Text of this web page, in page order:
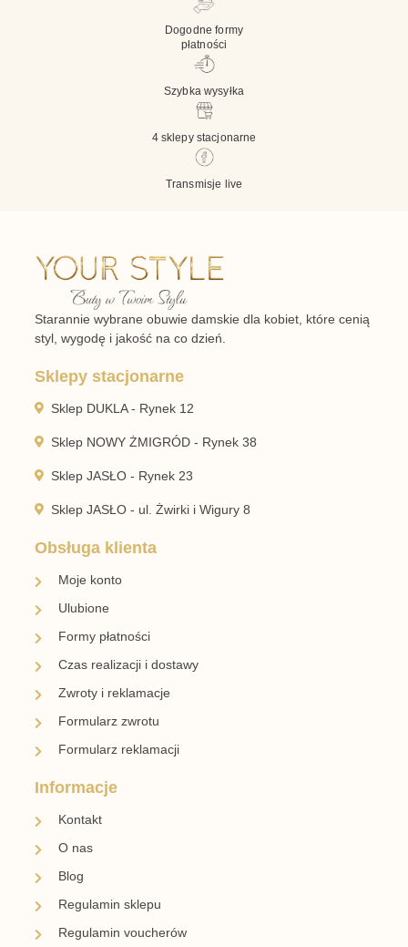
Dogodne formy
płatności
Szybka wysyłka
4 sklepy stacjonarne
Transmisje live
Starannie wybrane obuwie damskie dla kobiet, które cenią
styl, wygodę i jakość na co dzień.
Sklepy stacjonarne
Sklep DUKLA - Rynek 12
Sklep NOWY ŻMIGRÓD - Rynek 38
Sklep JASŁO - Rynek 23
Sklep JASŁO - ul. Żwirki i Wigury 8
Obsługa klienta
Moje konto
Ulubione
Formy płatności
Czas realizacji i dostawy
Zwroty i reklamacje
Formularz zwrotu
Formularz reklamacji
Informacje
Kontakt
O nas
Blog
Regulamin sklepu
Regulamin voucherów